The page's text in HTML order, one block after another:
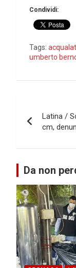
Condividi:
Tags:
umberto
articoli
Latina /
cm,
Da non